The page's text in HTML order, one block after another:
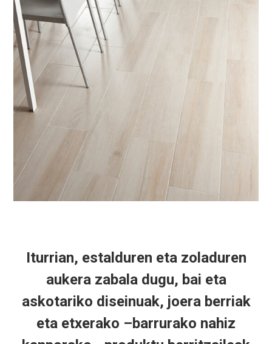
Iturrian, estalduren eta zoladuren
aukera zabala dugu, bai eta
askotariko diseinuak, joera berriak
eta etxerako –barrurako nahiz